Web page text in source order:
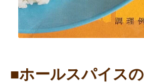
■ホールスパイス